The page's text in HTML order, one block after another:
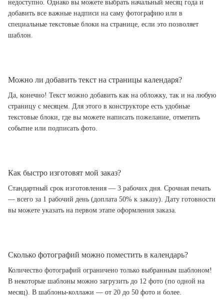
недоступно. Однако вы можете выбрать начальный месяц года и
добавить все важные надписи на саму фотографию или в
специальные текстовые блоки на странице, если это позволяет
шаблон.
Можно ли добавить текст на страницы календаря?
Да, конечно! Текст можно добавить как на обложку, так и на любую
страницу с месяцем. Для этого в конструкторе есть удобные
текстовые блоки, где вы можете написать пожелание, отметить
событие или подписать фото.
Как быстро изготовят мой заказ?
Стандартный срок изготовления — 3 рабочих дня. Срочная печать
— всего за 1 рабочий день (доплата 50% к заказу). Дату готовности
вы можете указать на первом этапе оформления заказа.
Сколько фотографий можно поместить в календарь?
Количество фотографий ограничено только выбранным шаблоном!
В некоторые шаблоны можно загрузить до 12 фото (по одной на
месяц). В шаблоны-коллажи — от 20 до 50 фото и более.